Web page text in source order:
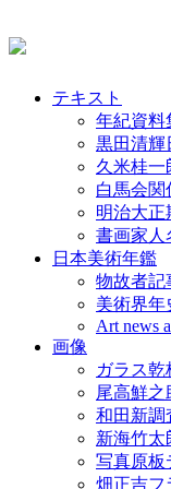
テキスト
年紀資料
黒田清輝
久米桂一
白馬会関
明治大正
書画家人
日本美術年鑑
物故者記
美術界年
Art news
画像
ガラス乾
尾高鮮
和田新調
新海竹太
写真原板
畑正吉フ